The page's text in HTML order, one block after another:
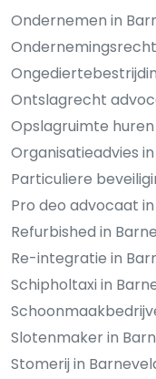
Ondernemen in
Ontslagrecht
Opslagruimte
Organisatieadvies
Particuliere
Pro deo advocaat
Refurbished in
Re-integratie in
Schipholtaxi in
Slotenmaker in
Stomerij in